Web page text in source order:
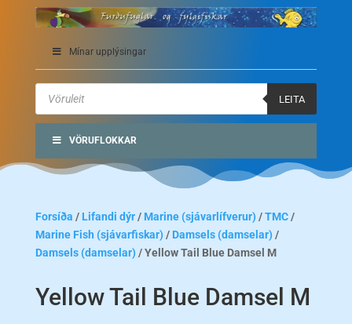
Mínar upplýsingar
Products
search
LEITA
VÖRUFLOKKAR
Forsíða / Lifandi dýr/ Marine (sjávarlífverur) /TMC/
Marine Fish (sjávarfiskar) / Damsels (damselar) /
Damsels (damselar) / Yellow Tail Blue Damsel M
Yellow Tail Blue Damsel M